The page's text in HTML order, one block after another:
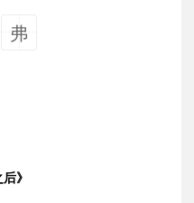
弗
》